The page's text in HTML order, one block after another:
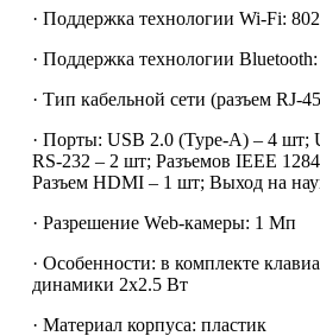
· Поддержка технологии Wi-Fi:
· Поддержка технологии
· Тип кабельной сети (разъем RJ-
· Порты: USB 2.0 (Type-A) – 4 шт;
RS-232 – 2 шт; Разъемов IEEE
Разъем HDMI – 1 шт; Выход на
· Разрешение Web-камеры: 1 Мп
· Особенности: в комплекте
динамики 2х2.5 Вт
· Материал корпуса: пластик